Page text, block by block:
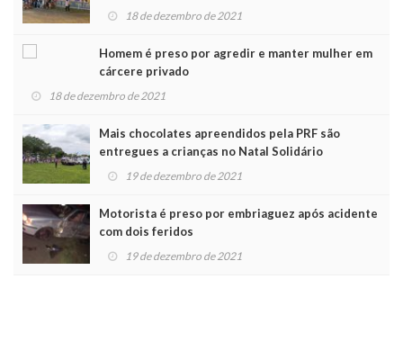
Noel
18 de dezembro de 2021
Homem é preso por agredir e manter mulher em
cárcere privado
18 de dezembro de 2021
Mais chocolates apreendidos pela PRF são
entregues a crianças no Natal Solidário
19 de dezembro de 2021
Motorista é preso por embriaguez após acidente
com dois feridos
19 de dezembro de 2021